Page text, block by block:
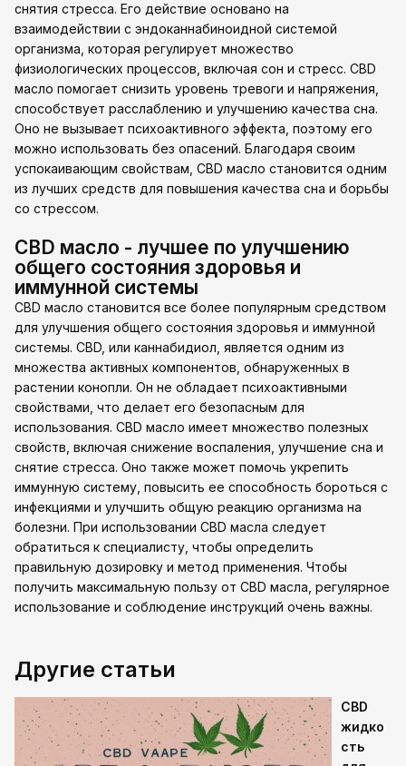
снятия стресса. Его действие основано на
взаимодействии с эндоканнабиноидной системой
организма, которая регулирует множество
физиологических процессов, включая сон и стресс. CBD
масло помогает снизить уровень тревоги и напряжения,
способствует расслаблению и улучшению качества сна.
Оно не вызывает психоактивного эффекта, поэтому его
можно использовать без опасений. Благодаря своим
успокаивающим свойствам, CBD масло становится одним
из лучших средств для повышения качества сна и борьбы
со стрессом.
CBD масло - лучшее по улучшению
общего состояния здоровья и
иммунной системы
CBD масло становится все более популярным средством
для улучшения общего состояния здоровья и иммунной
системы. CBD, или каннабидиол, является одним из
множества активных компонентов, обнаруженных в
растении конопли. Он не обладает психоактивными
свойствами, что делает его безопасным для
использования. CBD масло имеет множество полезных
свойств, включая снижение воспаления, улучшение сна и
снятие стресса. Оно также может помочь укрепить
иммунную систему, повысить ее способность бороться с
инфекциями и улучшить общую реакцию организма на
болезни. При использовании CBD масла следует
обратиться к специалисту, чтобы определить
правильную дозировку и метод применения. Чтобы
получить максимальную пользу от CBD масла, регулярное
использование и соблюдение инструкций очень важны.
Другие статьи
CBD
жидко
сть